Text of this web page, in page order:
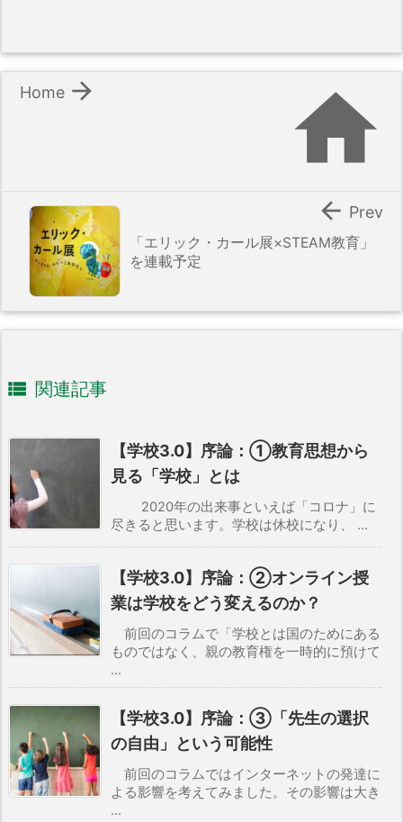


Home
「エリック・カール展×STEAM教育」
を連載予定
 Prev
 関連記事
【学校3.0】序論：①教育思想から
見る「学校」とは
2020年の出来事といえば「コロナ」に
尽きると思います。学校は休校になり、 ...
【学校3.0】序論：②オンライン授
業は学校をどう変えるのか？
前回のコラムで「学校とは国のためにある
ものではなく、親の教育権を一時的に預けて
...
【学校3.0】序論：③「先生の選択
の自由」という可能性
前回のコラムではインターネットの発達に
よる影響を考えてみました。その影響は大き
...